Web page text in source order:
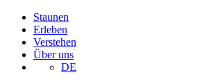
Staunen
Erleben
Verstehen
Über uns
DE